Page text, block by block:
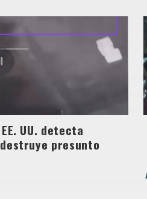
UU. detecta
presunto